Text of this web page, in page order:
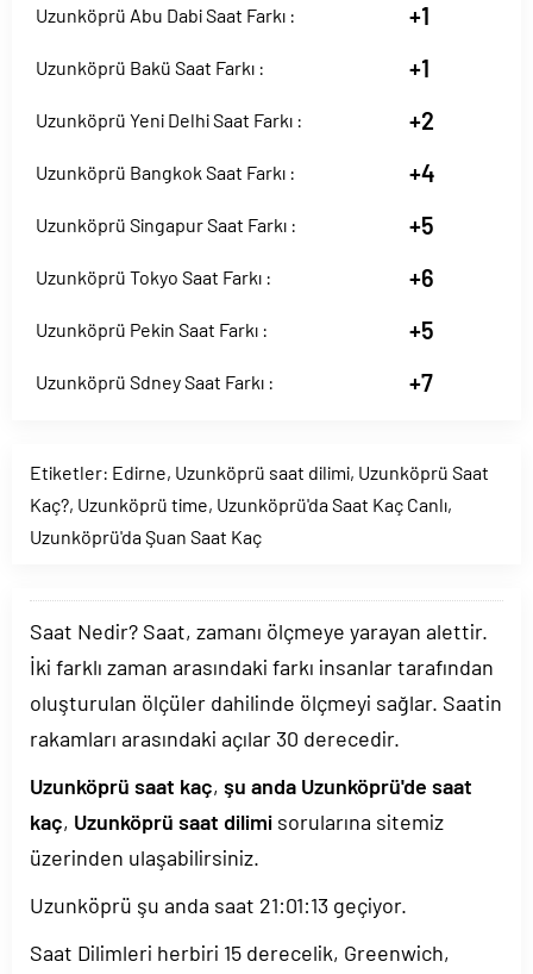
Uzunköprü Abu Dabi Saat Farkı : +1
Uzunköprü Bakü Saat Farkı : +1
Uzunköprü Yeni Delhi Saat Farkı : +2
Uzunköprü Bangkok Saat Farkı : +4
Uzunköprü Singapur Saat Farkı : +5
Uzunköprü Tokyo Saat Farkı : +6
Uzunköprü Pekin Saat Farkı : +5
Uzunköprü Sdney Saat Farkı : +7
Etiketler: Edirne, Uzunköprü saat dilimi, Uzunköprü Saat
Kaç?, Uzunköprü time, Uzunköprü'da Saat Kaç Canlı,
Uzunköprü'da Şuan Saat Kaç
Saat Nedir? Saat, zamanı ölçmeye yarayan alettir.
İki farklı zaman arasındaki farkı insanlar tarafından
oluşturulan ölçüler dahilinde ölçmeyi sağlar. Saatin
rakamları arasındaki açılar 30 derecedir.
Uzunköprü saat kaç, şu anda Uzunköprü'de saat
kaç, Uzunköprü saat dilimi sorularına sitemiz
üzerinden ulaşabilirsiniz.
Uzunköprü şu anda saat 21:01:13 geçiyor.
Saat Dilimleri herbiri 15 derecelik, Greenwich,